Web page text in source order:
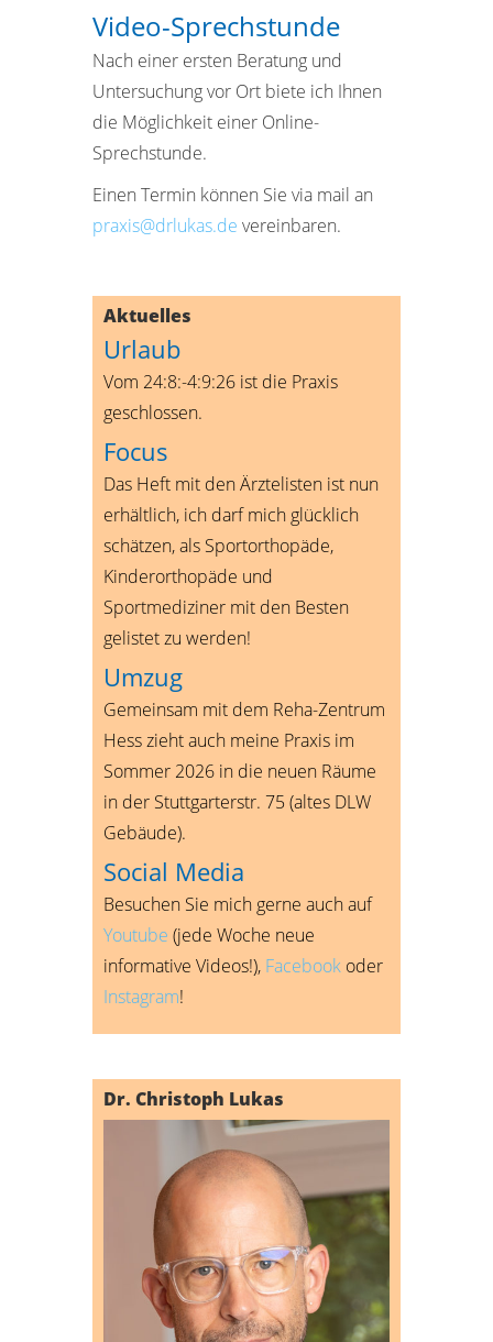
Video-Sprechstunde
Nach einer ersten Beratung und
Untersuchung vor Ort biete ich Ihnen
die Möglichkeit einer Online-
Sprechstunde.
Einen Termin können Sie via mail an
praxis@drlukas.de vereinbaren.
Aktuelles
Urlaub
Vom 24:8:-4:9:26 ist die Praxis
geschlossen.
Focus
Das Heft mit den Ärztelisten ist nun
erhältlich, ich darf mich glücklich
schätzen, als Sportorthopäde,
Kinderorthopäde und
Sportmediziner mit den Besten
gelistet zu werden!
Umzug
Gemeinsam mit dem Reha-Zentrum
Hess zieht auch meine Praxis im
Sommer 2026 in die neuen Räume
in der Stuttgarterstr. 75 (altes DLW
Gebäude).
Social Media
Besuchen Sie mich gerne auch auf
Youtube (jede Woche neue
informative Videos!), Facebook oder
Instagram!
Dr. Christoph Lukas